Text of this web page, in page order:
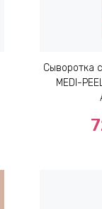
Сыворотка
MEDI-